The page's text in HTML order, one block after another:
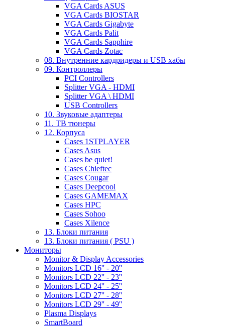
VGA Cards ASUS
VGA Cards BIOSTAR
VGA Cards Gigabyte
VGA Cards Palit
VGA Cards Sapphire
VGA Cards Zotac
08. Внутренние кардридеры и USB хабы
09. Контроллеры
PCI Controllers
Splitter VGA - HDMI
Splitter VGA \ HDMI
USB Controllers
10. Звуковые адаптеры
11. ТВ тюнеры
12. Корпуса
Cases 1STPLAYER
Cases Asus
Cases be quiet!
Cases Chieftec
Cases Cougar
Cases Deepcool
Cases GAMEMAX
Cases HPC
Cases Sohoo
Cases Xilence
13. Блоки питания
13. Блоки питания ( PSU )
Мониторы
Monitor & Display Accessories
Monitors LCD 16'' - 20''
Monitors LCD 22'' - 23''
Monitors LCD 24'' - 25''
Monitors LCD 27'' - 28''
Monitors LCD 29'' - 49''
Plasma Displays
SmartBoard